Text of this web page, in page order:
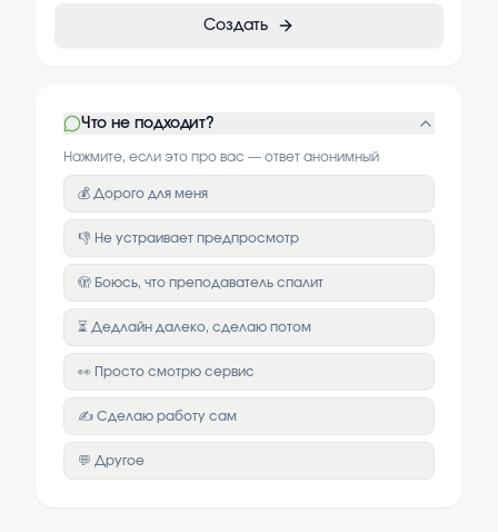
Создать
Что не подходит?
Нажмите, если это про вас — ответ анонимный
💰 Дорого для меня
👎 Не устраивает предпросмотр
🫣 Боюсь, что преподаватель спалит
⏳ Дедлайн далеко, сделаю потом
👀 Просто смотрю сервис
✍️ Сделаю работу сам
💬 Другое